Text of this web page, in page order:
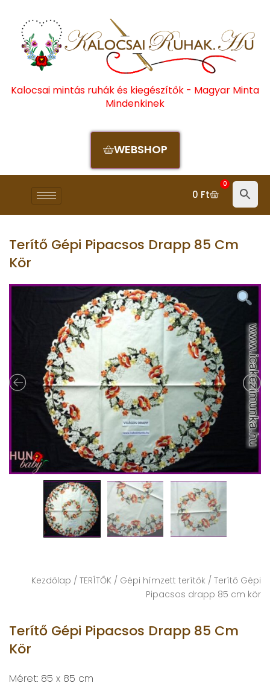
Kalocsai mintás ruhák és kiegészítők - Magyar Minta
Mindenkinek
WEBSHOP
0 Ft
0
Terítő Gépi Pipacsos Drapp 85 Cm
Kör
Kezdőlap / TERÍTŐK / Gépi hímzett terítők / Terítő Gépi
Pipacsos drapp 85 cm kör
Terítő Gépi Pipacsos Drapp 85 Cm
Kör
Méret: 85 x 85 cm